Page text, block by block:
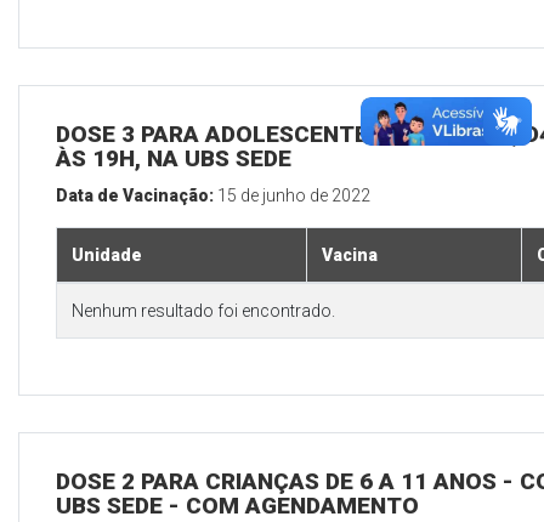
DOSE 3 PARA ADOLESCENTES E ADULTOS,
ÀS 19H, NA UBS SEDE
Data de Vacinação: 15 de junho de 2022
Unidade Vacina
Nenhum resultado foi encontrado.
DOSE 2 PARA CRIANÇAS DE 6 A 11 ANOS -
UBS SEDE - COM AGENDAMENTO